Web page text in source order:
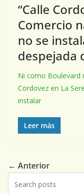
“Calle
Comercio
no se
despejada
Ni como Boulevard
Cordovez en La
instalar
Leer más
← Anterior